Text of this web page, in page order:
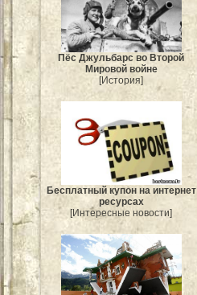
Пёс Джульбарс во Второй
Мировой войне
[История]
Бесплатный купон на интернет
ресурсах
[Интересные новости]